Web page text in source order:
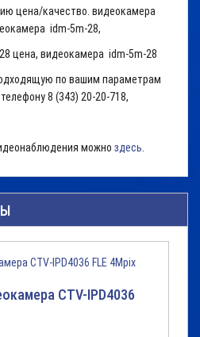
цена/качество. видеокамера
idm-5m-28,
цена, видеокамера idm-5m-28
по вашим параметрам
8 (343) 20-20-718,
можно здесь
CTV-IPD4036